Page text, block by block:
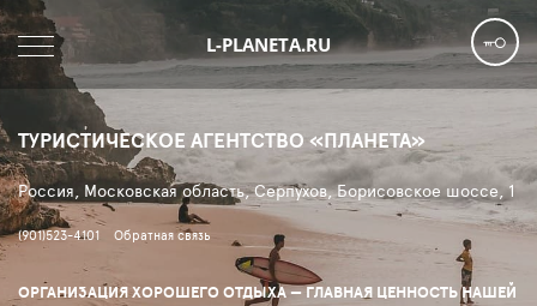
L-PLANETA.RU
ТУРИСТИЧЕСКОЕ АГЕНТСТВО «ПЛАНЕТА»
Россия, Московская область, Серпухов, Борисовское шоссе, 1
(901)523-4101 Обратная связь
ОРГАНИЗАЦИЯ ХОРОШЕГО ОТДЫХА — ГЛАВНАЯ ЦЕННОСТЬ НАШЕЙ